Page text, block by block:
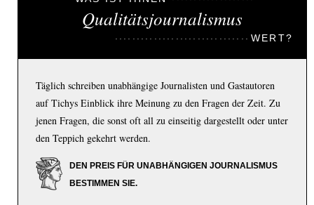
Qualitätsjournalismus
WERT?
Täglich schreiben unabhängige Journalisten und Gastautoren
auf Tichys Einblick ihre Meinung zu den Fragen der Zeit. Zu
jenen Fragen, die sonst oft all zu einseitig dargestellt oder unter
den Teppich gekehrt werden.
DEN PREIS FÜR UNABHÄNGIGEN JOURNALISMUS
BESTIMMEN SIE.